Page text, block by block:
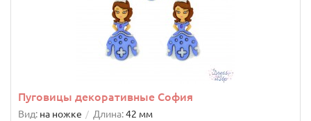
Пуговицы декоративные София
Вид: на ножке Длина:42 мм